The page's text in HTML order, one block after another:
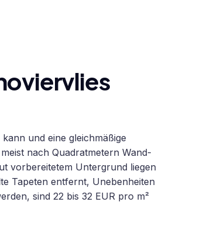
und eine gleichmäßige
nach Quadratmetern Wand-
vorbereitetem Untergrund liegen
Tapeten entfernt, Unebenheiten
sind 22 bis 32 EUR pro m²